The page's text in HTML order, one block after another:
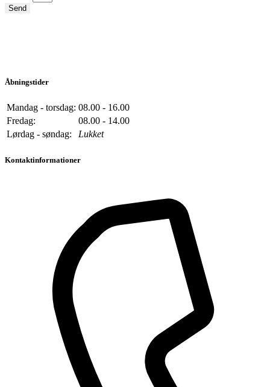
Send
Åbningstider
Mandag - torsdag: 08.00 - 16.00
Fredag:
08.00 - 14.00
Lørdag - søndag:
Lukket
Kontaktinformationer